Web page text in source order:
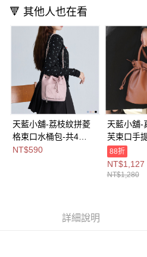
1.本服務係由「台灣大哥大股份有限公司
買賣價金債權讓與本公司後，依約使用本
2.基於同意付款使用「大哥付你分期」之
資料（包含姓名、電話或地址）提供予
由本公司與您本人進行分期帳單所需資料
3.完整用戶服務條款，請詳閱以下連結：
付款後萊爾富取貨
每筆NT$8,888，滿NT$8,888(含以
7-11取貨付款
每筆NT$80，滿NT$1,000(含以上)
付款後7-11取貨
每筆NT$80，滿NT$1,000(含以上)免
宅配
每筆NT$100，滿NT$1,000(含以上)
🔻 其他人也在看
天藍小舖-荔枝紋拼菱
格束口水桶包-共4
色-$590【A15153239
NT$590
天藍小舖-
芙束口手
5
色-$1280
6】
88折
NT$1,127
NT$1,280
詳細說明